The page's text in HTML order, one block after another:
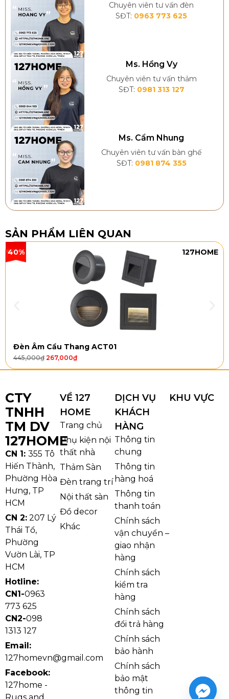
Chuyên viên tư vấn đèn
SĐT: 0963 773 625
Ms. Hồng Vy
Chuyên viên tư vấn thảm
SĐT: 0981 313 127
Ms. Cẩm Nhung
Chuyên viên tư vấn bàn ghế
SĐT: 0981 874 355
SẢN PHẨM LIÊN QUAN
40% 127HOME
Đèn Âm Cầu Thang ACT01
445,000₫ 267,000₫
CTY
TNHH
TM DV
127HOME
CN 1: 355 Tô
Hiến Thành,
Phường Hòa
Hưng, TP
HCM
CN 2: 207 Lý
Thái Tổ,
Phường
Vườn Lài, TP
HCM
Hotline:
CN1-0963
773 625
CN2-098
1313 127
Email:
127homevn@gmail.com
Facebook:
127home -
VỀ 127
HOME
Trang chủ
Phụ kiện nội
thất nhà
Thảm Sàn
Đèn trang trí
Nội thất sàn
Đồ decor
Khác
DỊCH VỤ
KHÁCH
HÀNG
Thông tin
chung
Thông tin
hàng hoá
Thông tin
thanh toán
Chính sách
vận chuyển –
giao nhận
hàng
Chính sách
kiểm tra
hàng
Chính sách
đổi trả hàng
Chính sách
bảo hành
Chính sách
bảo mật
thông tin
KHU VỰC